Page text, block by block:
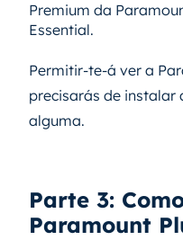
Premium da
Essential.
Permitir-te-á ver a
precisarás de
alguma.
Parte 3:
Paramount